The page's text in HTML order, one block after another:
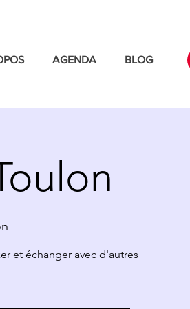
AGENDA BLOG
et échanger avec d'autres